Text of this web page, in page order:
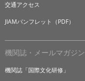
交通アクセス
JIAMパンフレット（PDF）
機関誌・メールマガジン
機関誌「国際文化研修」